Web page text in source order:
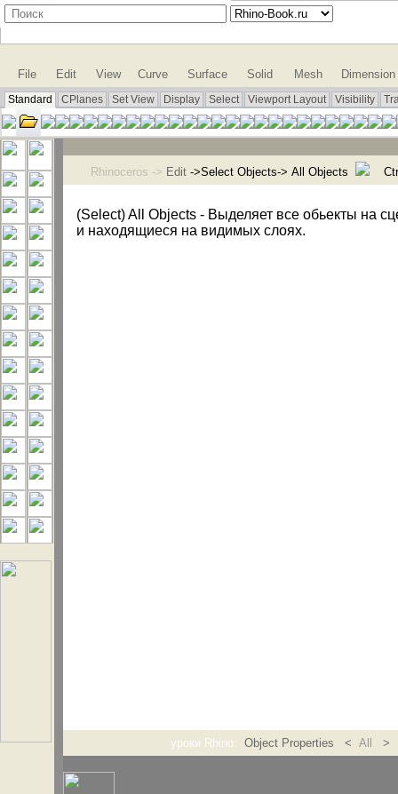
Standard CPlanes Set View Display Select Viewport Layout Visibility
File Edit View Curve Surface Solid Mesh Dimension
Rhinoceros -> Edit ->Select Objects-> All Objects
(Select) All Objects - Выделяет все обьекты на
и находящиеся на видимых слоях.
уроки Rhino: Object Properties < All >